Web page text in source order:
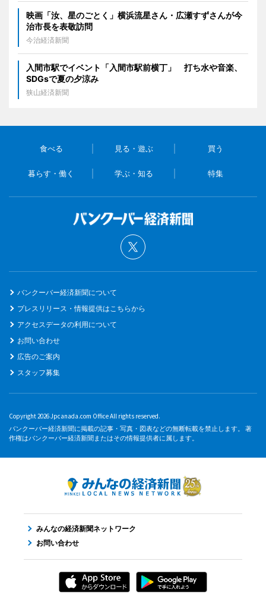
映画「汝、星のごとく」横浜流星さん・広瀬すずさんが今
治市長を表敬訪問
今治経済新聞
入間市駅でイベント「入間市駅前横丁」 打ち水や音楽、
SDGsで夏の夕涼み
狭山経済新聞
食べる 見る・遊ぶ 買う
暮らす・働く 学ぶ・知る 特集
バンクーバー経済新聞について
プレスリリース・情報提供はこちらから
アクセスデータの利用について
お問い合わせ
広告のご案内
スタッフ募集
Copyright 2026 Jpcanada.com Office All rights reserved.
バンクーバー経済新聞に掲載の記事・写真・図表などの無断転載を禁止します。 著
作権はバンクーバー経済新聞またはその情報提供者に属します。
みんなの経済新聞ネットワーク
お問い合わせ